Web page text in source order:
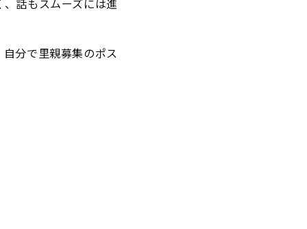
話もスムーズには進
分で里親募集のポス